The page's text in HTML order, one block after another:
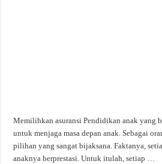
Memilihkan asuransi Pendidikan anak yang
untuk menjaga masa depan anak. Sebagai
pilihan yang sangat bijaksana. Faktanya,
anaknya berprestasi. Untuk itulah, setiap …